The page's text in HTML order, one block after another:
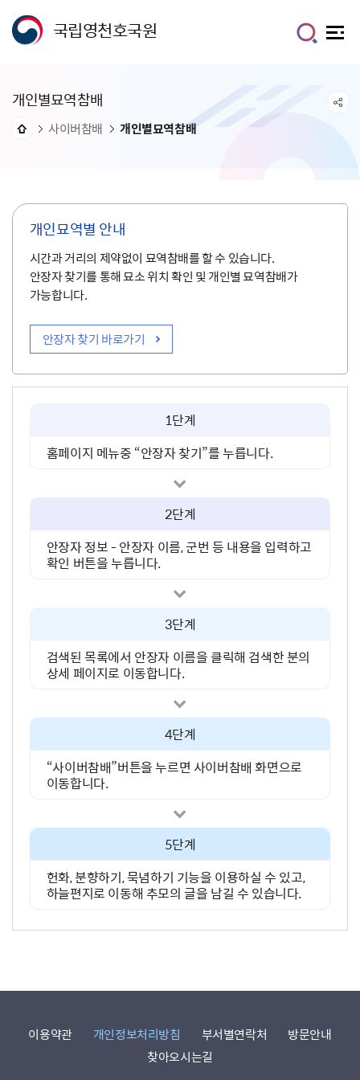
국립영천호국원
개인별묘역참배
사이버참배 개인별묘역참배
개인묘역별 안내
시간과 거리의 제약없이 묘역참배를 할 수 있습니다.
안장자 찾기를 통해 묘소 위치 확인 및 개인별 묘역참배가
가능합니다.
안장자 찾기 바로가기
1단계
홈페이지 메뉴중 “안장자 찾기”를 누릅니다.
2단계
안장자 정보 - 안장자 이름, 군번 등 내용을 입력하고
확인 버튼을 누릅니다.
3단계
검색된 목록에서 안장자 이름을 클릭해 검색한 분의
상세 페이지로 이동합니다.
4단계
“사이버참배”버튼을 누르면 사이버참배 화면으로
이동합니다.
5단계
헌화, 분향하기, 묵념하기 기능을 이용하실 수 있고,
하늘편지로 이동해 추모의 글을 남길 수 있습니다.
이용약관 개인정보처리방침 부서별연락처
방문안내
찾아오시는길